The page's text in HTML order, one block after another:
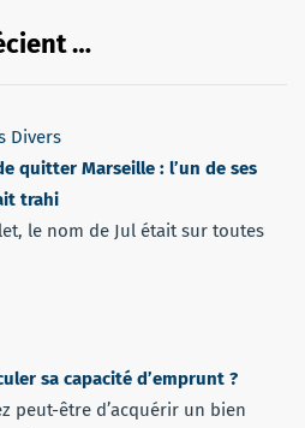
…
Divers
quitter Marseille : l’un de ses
trahi
le nom de Jul était sur toutes
sa capacité d’emprunt ?
peut-être d’acquérir un bien